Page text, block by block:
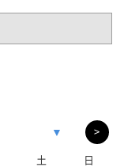
▼ >
土 日